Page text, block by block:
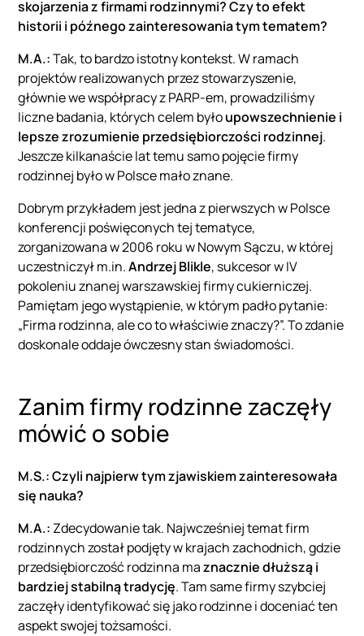
skojarzenia z firmami rodzinnymi? Czy to efekt
historii i późnego zainteresowania tym tematem?
M.A.:Tak, to bardzo istotny kontekst. W ramach
projektów realizowanych przez stowarzyszenie,
głównie we współpracy z PARP-em, prowadziliśmy
liczne badania, których celem byłoupowszechnienie i
lepsze zrozumienie przedsiębiorczości rodzinnej.
Jeszcze kilkanaście lat temu samo pojęcie firmy
rodzinnej było w Polsce mało znane.
Dobrym przykładem jest jedna z pierwszych w Polsce
konferencji poświęconych tej tematyce,
zorganizowana w 2006 roku w Nowym Sączu, w której
uczestniczył m.in.Andrzej Blikle, sukcesor w IV
pokoleniu znanej warszawskiej firmy cukierniczej.
Pamiętam jego wystąpienie, w którym padło pytanie:
„Firma rodzinna, ale co to właściwie znaczy?”. To zdanie
doskonale oddaje ówczesny stan świadomości.
Zanim firmy rodzinne zaczęły
mówić o sobie
M.S.: Czyli najpierw tym zjawiskiem zainteresowała
się nauka?
M.A.: Zdecydowanie tak. Najwcześniej temat firm
rodzinnych został podjęty w krajach zachodnich, gdzie
przedsiębiorczość rodzinna maznacznie dłuższą i
bardziej stabilną tradycję. Tam same firmy szybciej
zaczęły identyfikować się jako rodzinne i doceniać ten
aspekt swojej tożsamości.